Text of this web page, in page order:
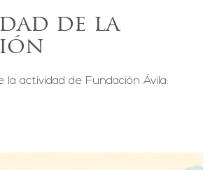
de la
la actividad de Fundación Ávila: